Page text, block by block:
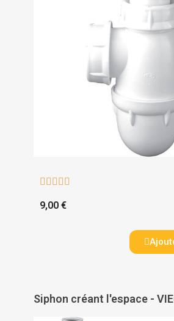
    
9,00 €
Siphon créant l'espace -